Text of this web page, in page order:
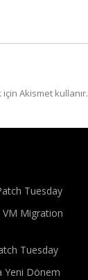
Akismet kullanır.
Tuesday
VM Migration
Tuesday
Yeni Dönem